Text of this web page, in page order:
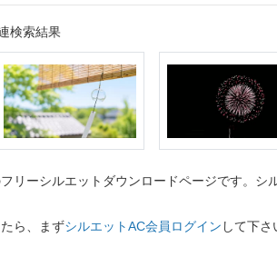
検索結果
リーシルエットダウンロードページです。シ
ら、まずシルエットAC会員ログイン して下